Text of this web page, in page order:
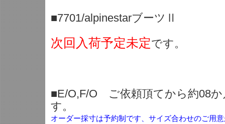
■7701/alpinestarブーツⅡ
次回入荷予定未定です。
■E/O,F/O ご依頼頂てから約08か
す。
オーダー採寸は予約制です、サイズ合わせのご用